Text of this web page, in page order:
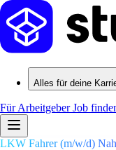
Alles für deine
Für ArbeitgeberJob
LKW Fahrer (m/w/d)